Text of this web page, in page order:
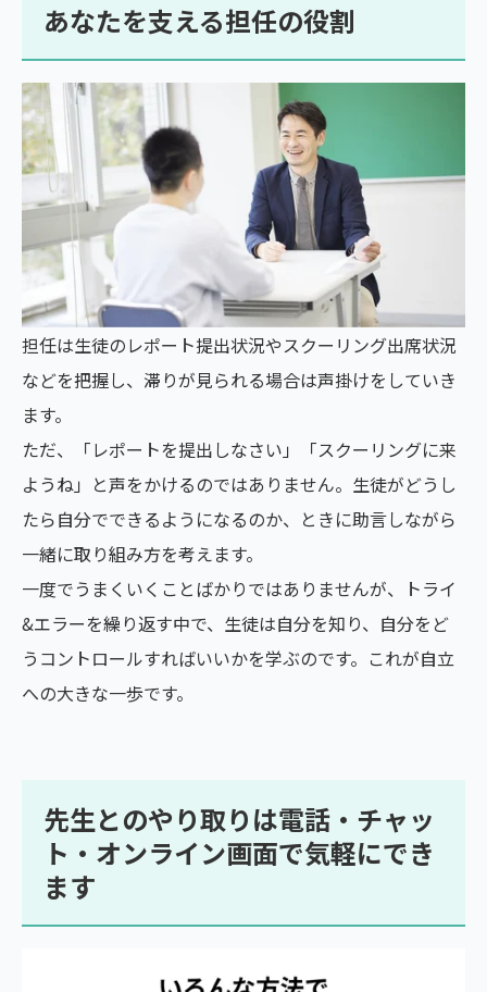
あなたを支える担任の役割
担任は生徒のレポート提出状況やスクーリング出席状況
などを把握し、滞りが見られる場合は声掛けをしていき
ます。
ただ、「レポートを提出しなさい」「スクーリングに来
ようね」と声をかけるのではありません。生徒がどうし
たら自分でできるようになるのか、ときに助言しながら
一緒に取り組み方を考えます。
一度でうまくいくことばかりではありませんが、トライ
&エラーを繰り返す中で、生徒は自分を知り、自分をど
うコントロールすればいいかを学ぶのです。これが自立
への大きな一歩です。
先生とのやり取りは電話・チャッ
ト・オンライン画面で気軽にでき
ます